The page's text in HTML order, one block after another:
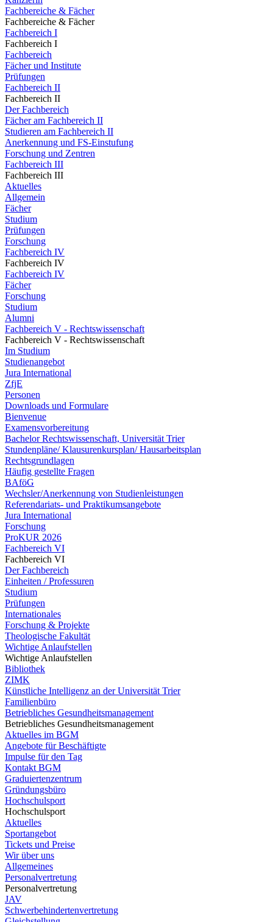
Fachbereiche & Fächer
Fachbereiche & Fächer
Fachbereich I
Fachbereich I
Fachbereich
Fächer und Institute
Prüfungen
Fachbereich II
Fachbereich II
Der Fachbereich
Fächer am Fachbereich II
Studieren am Fachbereich II
Anerkennung und FS-Einstufung
Forschung und Zentren
Fachbereich III
Fachbereich III
Aktuelles
Allgemein
Fächer
Studium
Prüfungen
Forschung
Fachbereich IV
Fachbereich IV
Fachbereich IV
Fächer
Forschung
Studium
Alumni
Fachbereich V - Rechtswissenschaft
Fachbereich V - Rechtswissenschaft
Im Studium
Studienangebot
Jura International
ZfjE
Personen
Downloads und Formulare
Bienvenue
Examensvorbereitung
Bachelor Rechtswissenschaft, Universität Trier
Stundenpläne/ Klausurenkursplan/ Hausarbeitsplan
Rechtsgrundlagen
Häufig gestellte Fragen
BAföG
Wechsler/Anerkennung von Studienleistungen
Referendariats- und Praktikumsangebote
Jura International
Forschung
ProKUR 2026
Fachbereich VI
Fachbereich VI
Der Fachbereich
Einheiten / Professuren
Studium
Prüfungen
Internationales
Forschung & Projekte
Theologische Fakultät
Wichtige Anlaufstellen
Wichtige Anlaufstellen
Bibliothek
ZIMK
Künstliche Intelligenz an der Universität Trier
Familienbüro
Betriebliches Gesundheitsmanagement
Betriebliches Gesundheitsmanagement
Aktuelles im BGM
Angebote für Beschäftigte
Impulse für den Tag
Kontakt BGM
Graduiertenzentrum
Gründungsbüro
Hochschulsport
Hochschulsport
Aktuelles
Sportangebot
Tickets und Preise
Wir über uns
Allgemeines
Personalvertretung
Personalvertretung
JAV
Schwerbehindertenvertretung